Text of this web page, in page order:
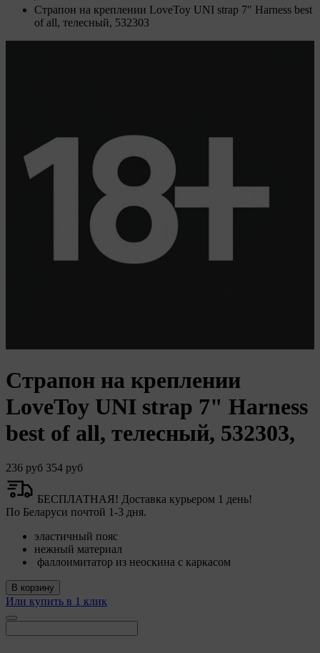
Страпон на креплении LoveToy UNI strap 7" Harness best
of all, телесный, 532303
Страпон на креплении
LoveToy UNI strap 7" Harness
best of all, телесный, 532303,
236 руб 354 руб
БЕСПЛАТНАЯ! Доставка курьером 1 день!
По Беларуси почтой 1-3 дня.
эластичный пояс
нежный материал
фаллоимитатор из неоскина с каркасом
В корзину
Или купить в 1 клик